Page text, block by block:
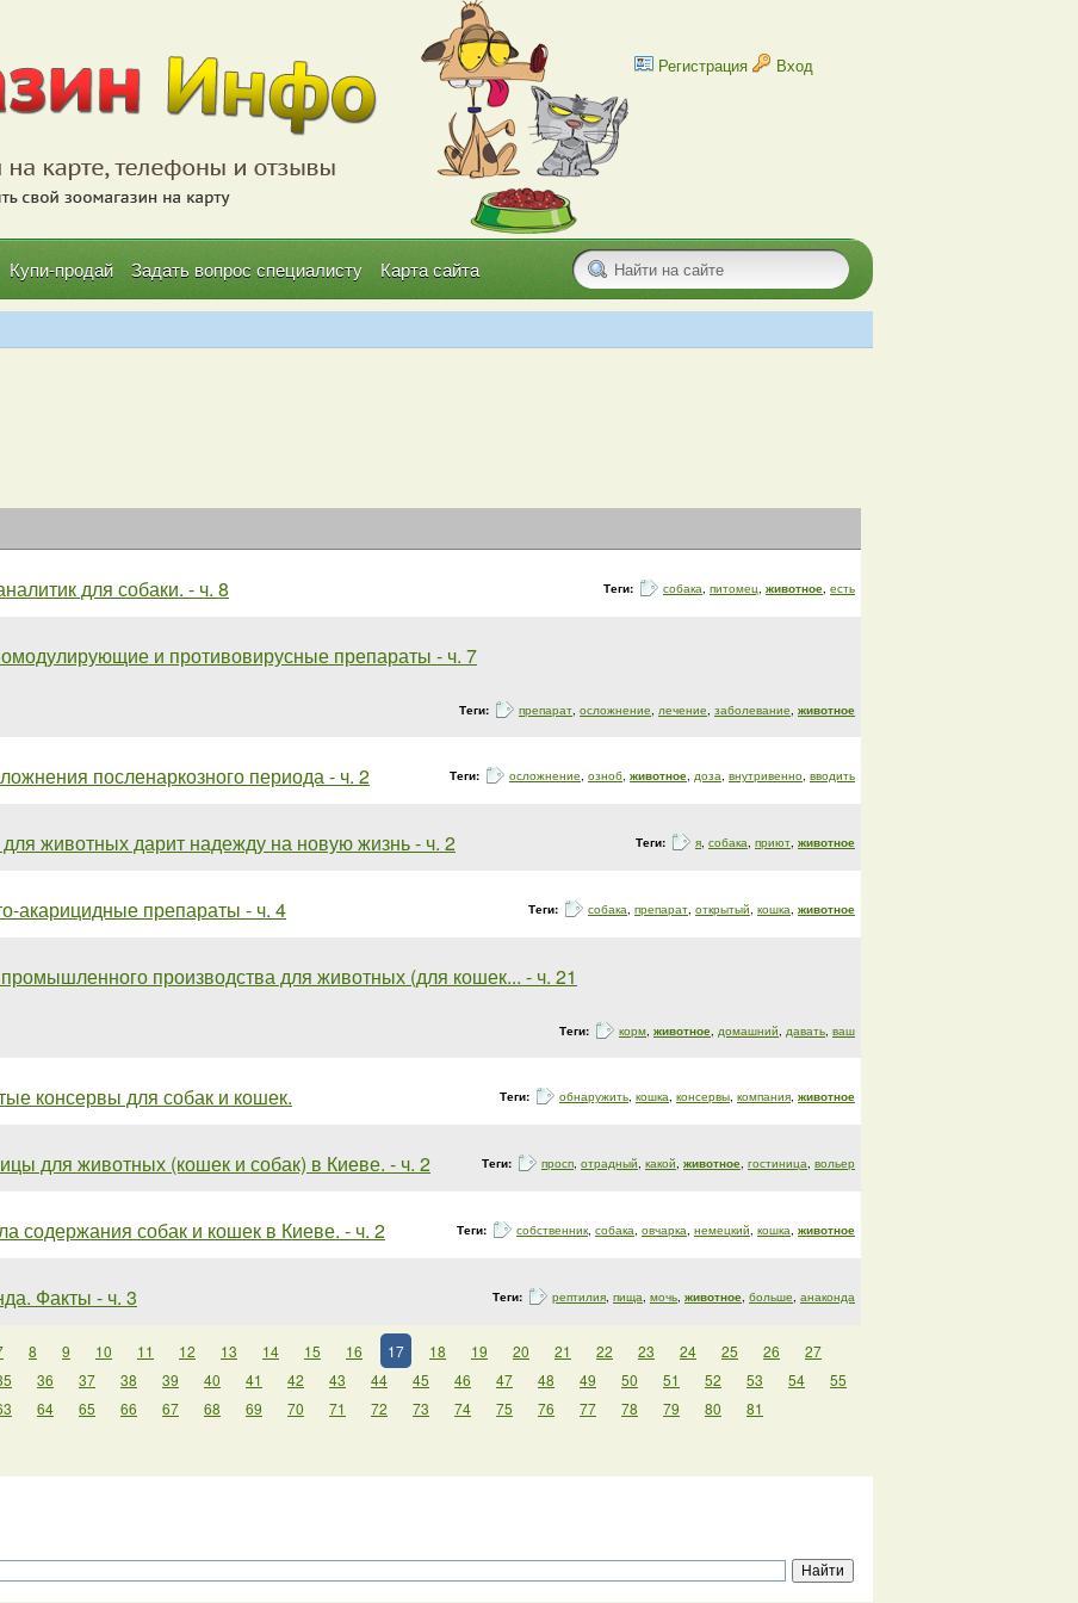
Регистрация Вход
Купи-продай Задать вопрос специалисту Карта сайта
для собаки. - ч. 8 Теги: собака, питомец, животное, есть
и противовирусные препараты - ч. 7
Теги: препарат, осложнение, лечение, заболевание, животное
посленаркозного периода - ч. 2 Теги: осложнение, озноб, животное, доза, внутривенно, вводить
животных дарит надежду на новую жизнь - ч. 2 Теги: я, собака, приют, животное
акарицидные препараты - ч. 4 Теги: собака, препарат, открытый, кошка, животное
производства для животных (для кошек... - ч. 21
Теги: корм, животное, домашний, давать, ваш
консервы для собак и кошек. Теги: обнаружить, кошка, консервы, компания, животное
для животных (кошек и собак) в Киеве. - ч. 2 Теги: просп, отрадный, какой, животное, гостиница, вольер
содержания собак и кошек в Киеве. - ч. 2 Теги: собственник, собака, овчарка, немецкий, кошка, животное
Факты - ч. 3 Теги: рептилия, пища, мочь, животное, больше, анаконда
8 9 10 11 12 13 14 15 16 17 18 19 20 21 22 23 24 25 26
27
36 37 38 39 40 41 42 43 44 45 46 47 48 49 50 51 52 53 54
55
64 65 66 67 68 69 70 71 72 73 74 75 76 77 78 79 80 81